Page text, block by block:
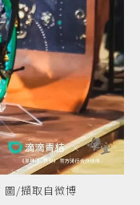
圖/擷取自微博